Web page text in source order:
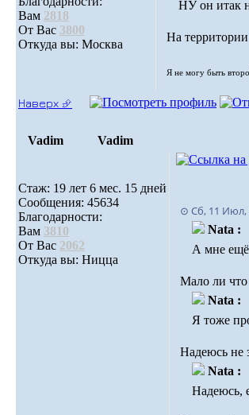
Вам 2818
От Вас 3800
Откуда вы: Москва
НУ он итак
На
Я не могу быть
Наверх ⮵
Vadim Vadim
Стаж: 19 лет 6 мес. 15 дней
Сообщения: 45634
Благодарности:
Вам 3810
От Вас 2062
Откуда вы: Ницца
⊙ Сб, 11 Июл,
Nata :
А мне ещё
Мало ли что
Nata :
Я тоже
Надеюсь не
Nata :
Надеюсь,